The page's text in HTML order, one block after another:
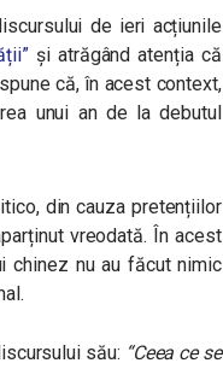
de ieri acțiunile
și atrăgând atenția că
că, în acest context,
unui an de la debutul
din cauza pretențiilor
vreodată. În acest
chinez nu au făcut nimic
său: “Ceea ce se